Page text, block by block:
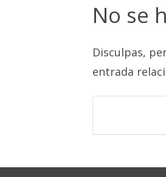
No se
Disculpas,
entrada